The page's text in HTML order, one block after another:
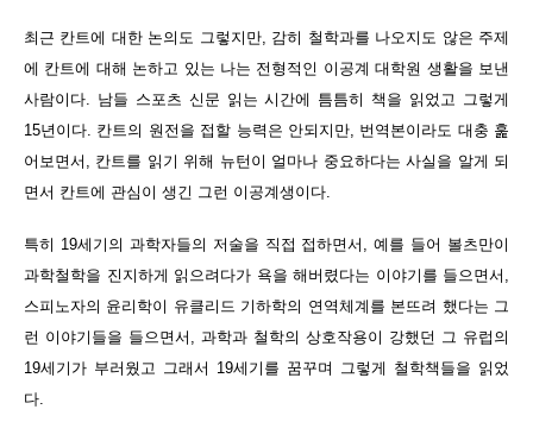
최근 칸트에 대한 논의도 그렇지만, 감히 철학과를 나오지도 않은 주제
에 칸트에 대해 논하고 있는 나는 전형적인 이공계 대학원 생활을 보낸
사람이다. 남들 스포츠 신문 읽는 시간에 틈틈히 책을 읽었고 그렇게
15년이다. 칸트의 원전을 접할 능력은 안되지만, 번역본이라도 대충 훑
어보면서, 칸트를 읽기 위해 뉴턴이 얼마나 중요하다는 사실을 알게 되
면서 칸트에 관심이 생긴 그런 이공계생이다.
특히 19세기의 과학자들의 저술을 직접 접하면서, 예를 들어 볼츠만이
과학철학을 진지하게 읽으려다가 욕을 해버렸다는 이야기를 들으면서,
스피노자의 윤리학이 유클리드 기하학의 연역체계를 본뜨려 했다는 그
런 이야기들을 들으면서, 과학과 철학의 상호작용이 강했던 그 유럽의
19세기가 부러웠고 그래서 19세기를 꿈꾸며 그렇게 철학책들을 읽었
다.